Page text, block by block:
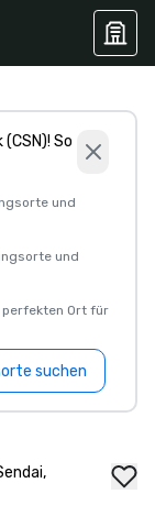
So
und
und
perfekten Ort für
suchen